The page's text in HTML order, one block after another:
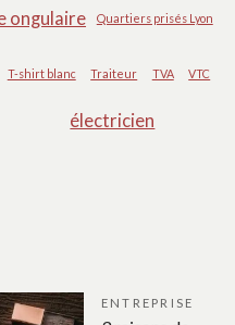
ongulaire Quartiers prisés Lyon
T-shirt blanc Traiteur TVA VTC
électricien
ENTREPRISE